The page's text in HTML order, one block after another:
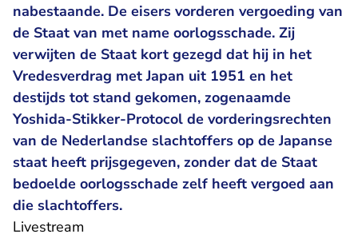
nabestaande. De eisers vorderen vergoeding van
de Staat van met name oorlogsschade. Zij
verwijten de Staat kort gezegd dat hij in het
Vredesverdrag met Japan uit 1951 en het
destijds tot stand gekomen, zogenaamde
Yoshida-Stikker-Protocol de vorderingsrechten
van de Nederlandse slachtoffers op de Japanse
staat heeft prijsgegeven, zonder dat de Staat
bedoelde oorlogsschade zelf heeft vergoed aan
die slachtoffers.
Livestream